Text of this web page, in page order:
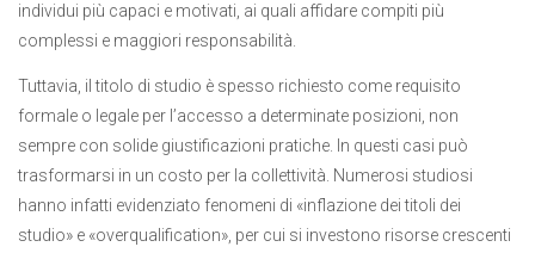
individui più capaci e motivati, ai quali affidare compiti più
complessi e maggiori responsabilità.
Tuttavia, il titolo di studio è spesso richiesto come requisito
formale o legale per l’accesso a determinate posizioni, non
sempre con solide giustificazioni pratiche. In questi casi può
trasformarsi in un costo per la collettività. Numerosi studiosi
hanno infatti evidenziato fenomeni di «inflazione dei titoli dei
studio» e «overqualification», per cui si investono risorse crescenti